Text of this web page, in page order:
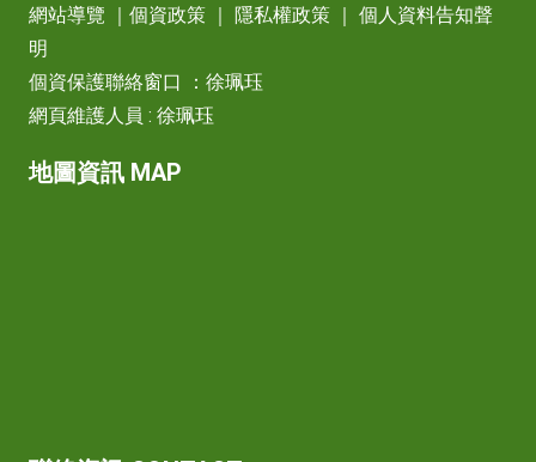
網站導覽 ｜ 個資政策 ｜ 隱私權政策 ｜ 個人資料告知聲
明
個資保護聯絡窗口 ：徐珮珏
網頁維護人員 : 徐珮珏
地圖資訊 MAP